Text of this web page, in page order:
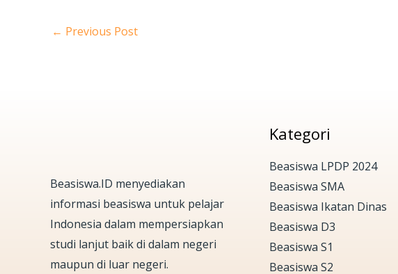
← Previous Post
Beasiswa.ID menyediakan
informasi beasiswa untuk pelajar
Indonesia dalam mempersiapkan
studi lanjut baik di dalam negeri
maupun di luar negeri.
Kategori
Beasiswa LPDP 2024
Beasiswa SMA
Beasiswa Ikatan Dinas
Beasiswa D3
Beasiswa S1
Beasiswa S2